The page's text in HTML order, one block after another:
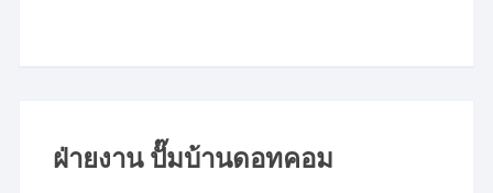
ฝ่ายงาน ปั๊มบ้านดอทคอม